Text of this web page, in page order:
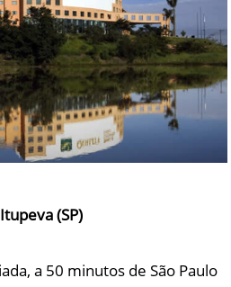
(SP)
a 50 minutos de São Paulo